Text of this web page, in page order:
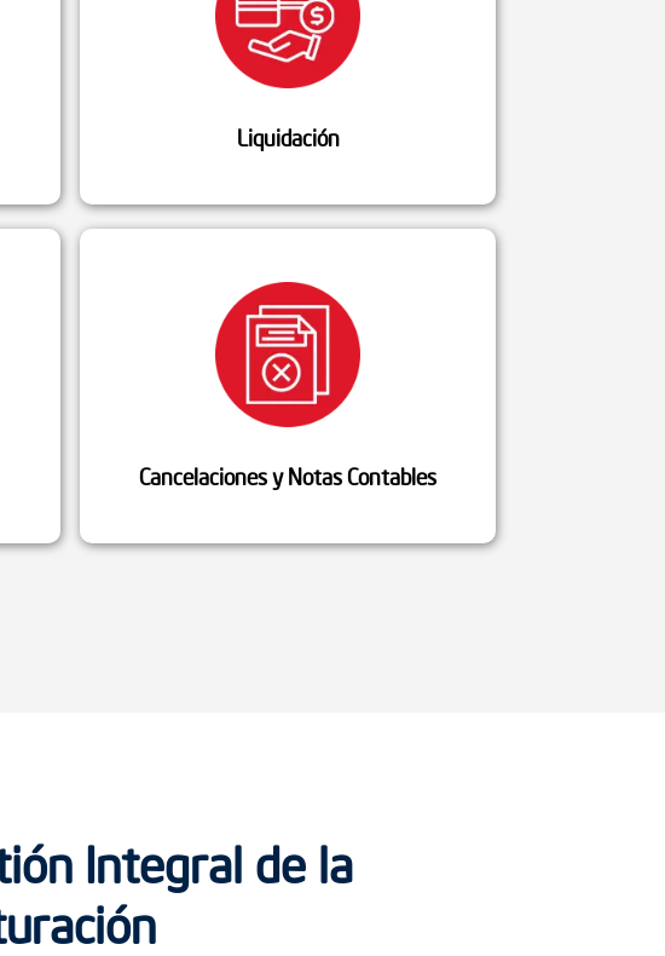
Liquidación
Cancelaciones y Notas Contables
Integral de la